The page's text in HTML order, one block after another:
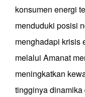
konsumen energi
menduduki posisi
menghadapi krisis
melalui Amanat
meningkatkan
tingginya